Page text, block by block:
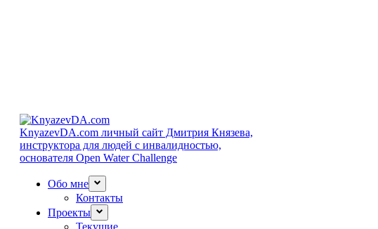
KnyazevDA.com личный сайт Дмитрия Князева,
инструктора для людей с инвалидностью,
основателя Open Water Challenge
Обо мне
Контакты
Проекты
Текущие